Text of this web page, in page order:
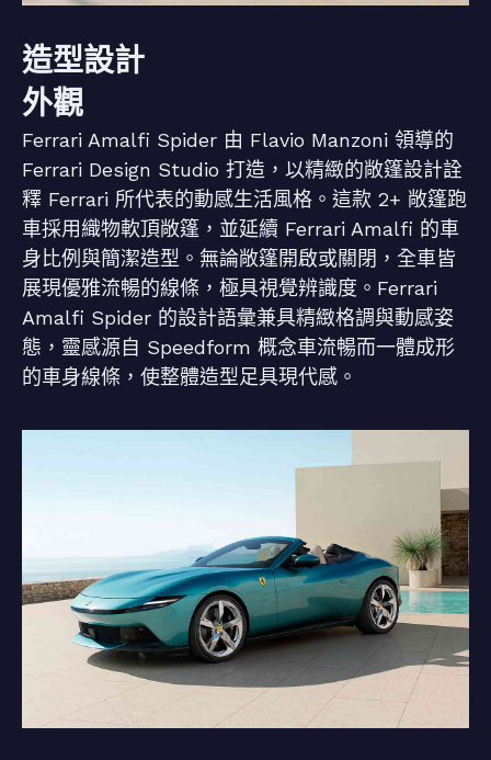
造型設計
外觀
Ferrari Amalfi Spider 由 Flavio Manzoni 領導的
Ferrari Design Studio 打造，以精緻的敞篷設計詮
釋 Ferrari 所代表的動感生活風格。這款 2+ 敞篷跑
車採用織物軟頂敞篷，並延續 Ferrari Amalfi 的車
身比例與簡潔造型。無論敞篷開啟或關閉，全車皆
展現優雅流暢的線條，極具視覺辨識度。Ferrari
Amalfi Spider 的設計語彙兼具精緻格調與動感姿
態，靈感源自 Speedform 概念車流暢而一體成形
的車身線條，使整體造型足具現代感。